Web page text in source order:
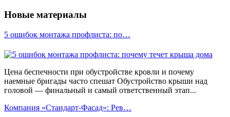
Новые материалы
5 ошибок монтажа профлиста: по…
Цена беспечности при обустройстве кровли и почему
наемные бригады часто спешат Обустройство крыши над
головой — финальный и самый ответственный этап...
Компания «Стандарт-Фасад»: Рев…